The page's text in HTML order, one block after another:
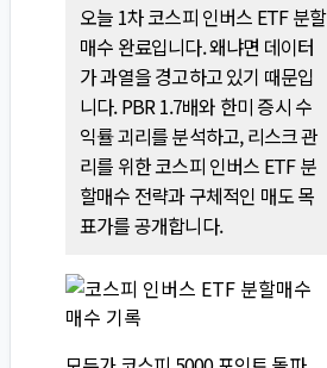
오늘 1차 코스피 인버스 ETF 분할
매수 완료입니다. 왜냐면 데이터
가 과열을 경고하고 있기 때문입
니다. PBR 1.7배와 한미 증시 수
익률 괴리를 분석하고, 리스크 관
리를 위한 코스피 인버스 ETF 분
할매수 전략과 구체적인 매도 목
표가를 공개합니다.